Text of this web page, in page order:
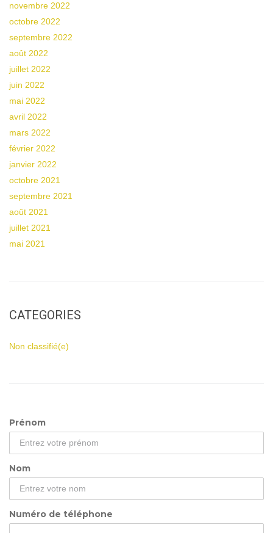
novembre 2022
octobre 2022
septembre 2022
août 2022
juillet 2022
juin 2022
mai 2022
avril 2022
mars 2022
février 2022
janvier 2022
octobre 2021
septembre 2021
août 2021
juillet 2021
mai 2021
CATEGORIES
Non classifié(e)
Prénom
Nom
Numéro de téléphone